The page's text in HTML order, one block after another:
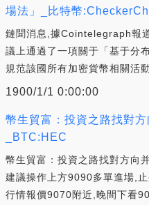
場法」_比特幣
鏈聞消息,據Cointelegraph報
議上通過了一項關于「基于分
規范該國所有加密貨幣相關活
1900/1/1 0:00:00
幣生貿富：投資之路找對
_BTC:HEC
幣生貿富：投資之路找對方向
建議操作上方9090多單進場,
行情報價9070附近,晚間下看